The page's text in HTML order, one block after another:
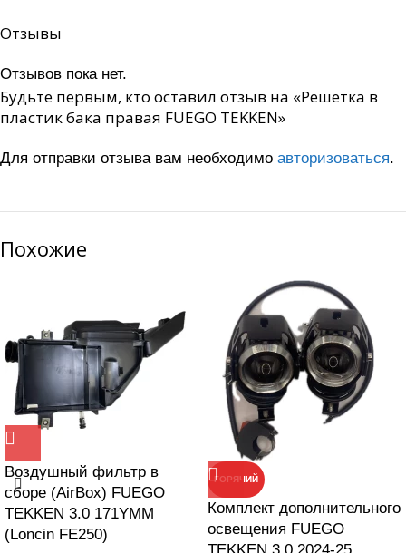
Отзывы
Отзывов пока нет.
Будьте первым, кто оставил отзыв на «Решетка в
пластик бака правая FUEGO TEKKEN»
Для отправки отзыва вам необходимо авторизоваться.
Похожие
Воздушный фильтр в
сборе (AirBox) FUEGO
TEKKEN 3.0 171YMM
(Loncin FE250)
ГОРЯЧИЙ
Комплект дополнительного
освещения FUEGO